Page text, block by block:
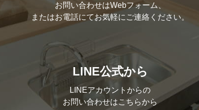
お問い合わせはWebフォーム、
またはお電話にてお気軽にご連絡ください。
LINE公式から
LINEアカウントからの
お問い合わせはこちらから